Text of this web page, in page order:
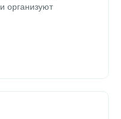
организуют